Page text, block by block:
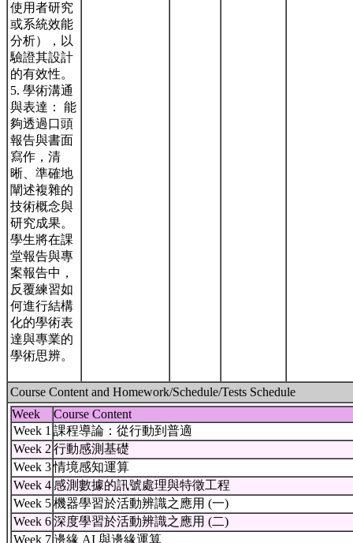
使用者研究
或系統效能
分析），以
驗證其設計
的有效性。
5. 學術溝通
與表達： 能
夠透過口頭
報告與書面
寫作，清
晰、準確地
闡述複雜的
技術概念與
研究成果。
學生將在課
堂報告與專
案報告中，
反覆練習如
何進行結構
化的學術表
達與專業的
學術思辨。
Course Content and Homework/Schedule/Tests Schedule
Week
Course Content
Week 1 課程導論：從行動到普適
Week 2 行動感測基礎
Week 3 情境感知運算
Week 4 感測數據的訊號處理與特徵工程
Week 5 機器學習於活動辨識之應用 (一)
Week 6 深度學習於活動辨識之應用 (二)
Week 7 邊緣 AI 與邊緣運算